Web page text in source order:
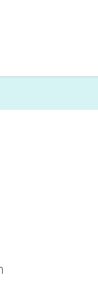
for "LB"